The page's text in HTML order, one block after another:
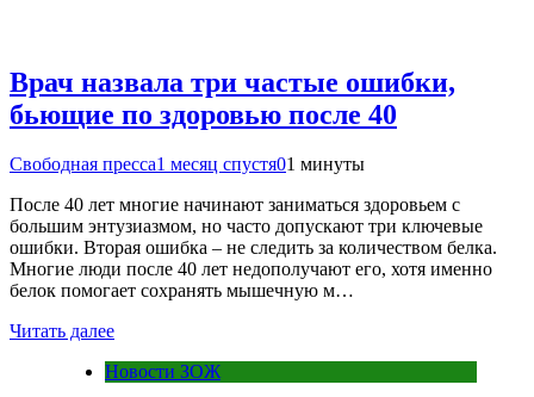
Врач назвала три частые ошибки,
бьющие по здоровью после 40
Свободная пресса1 месяц спустя01 минуты
После 40 лет многие начинают заниматься здоровьем с
большим энтузиазмом, но часто допускают три ключевые
ошибки. Вторая ошибка – не следить за количеством белка.
Многие люди после 40 лет недополучают его, хотя именно
белок помогает сохранять мышечную м…
Читать далее
Новости ЗОЖ